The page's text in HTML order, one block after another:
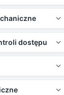

dostępu 

